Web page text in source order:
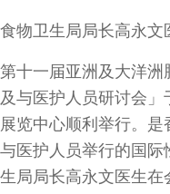
食物卫生局局长高永
第十一届亚洲及大洋
及与医护人员研讨会
展览中心顺利举行。
与医护人员举行的国
生局局长高永文医生在